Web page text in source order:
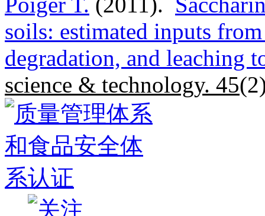
soils: estimated inputs
degradation, and leaching
science & technology. 45